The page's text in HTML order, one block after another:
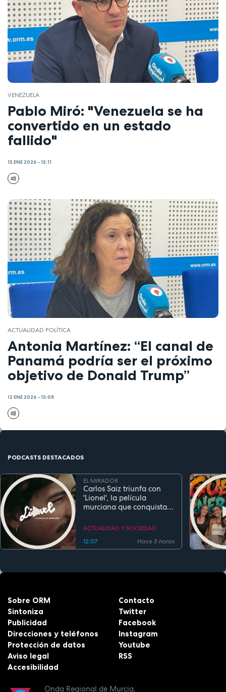
VENEZUELA
Pablo Miró: "Venezuela se ha
convertido en un estado
fallido"
13 ENE 2026 - 13:11
ACTUALIDAD POLÍTICA
Antonia Martínez: “El canal de
Panamá podría ser el próximo
objetivo de Donald Trump”
12 ENE 2026 - 13:05
PODCASTS DESTACADOS
EL MIRADOR
Carlos Saiz triunfa con
'Lionel', la película
murciana que conquista
estreno
ACTUALIDAD Y SOCIEDAD
12:07
Hace 5 horas
Onda Regional de Murcia.
Sobre ORM
Sintoniza
Publicidad
Direcciones y teléfonos
Protección de datos
Aviso legal
Accesibilidad
Contacto
Twitter
Facebook
Instagram
Youtube
RSS